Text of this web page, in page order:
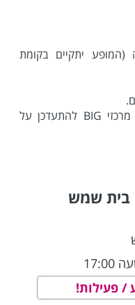
(המופע יתקיים בקומת
**הצטרפו עכשיו לדף הפייסבוק של מרכזי BIG להתעדכן על
/ פעילות!